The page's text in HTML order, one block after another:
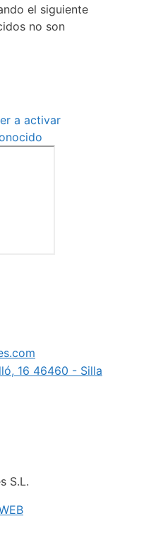
el siguiente
no son
a activar
16 46460 - Silla
S.L.